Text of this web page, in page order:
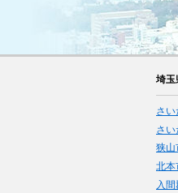
埼玉
さい
さい
狭山
北本
入